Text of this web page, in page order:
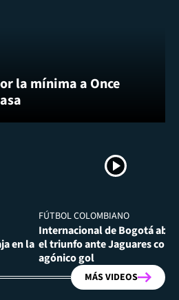
la mínima a Once
en la
FÚTBOL COLOMBIANO
Internacional de Bogotá
el triunfo ante Jaguares con
agónico gol
MÁS VIDEOS